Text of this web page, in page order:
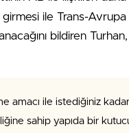
ile Trans-Avrupa
bildiren
amacı ile istediğiniz
sahip yapıda bir